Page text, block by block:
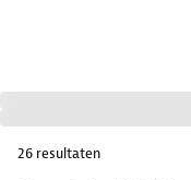
26 resultaten
Nazomer korting